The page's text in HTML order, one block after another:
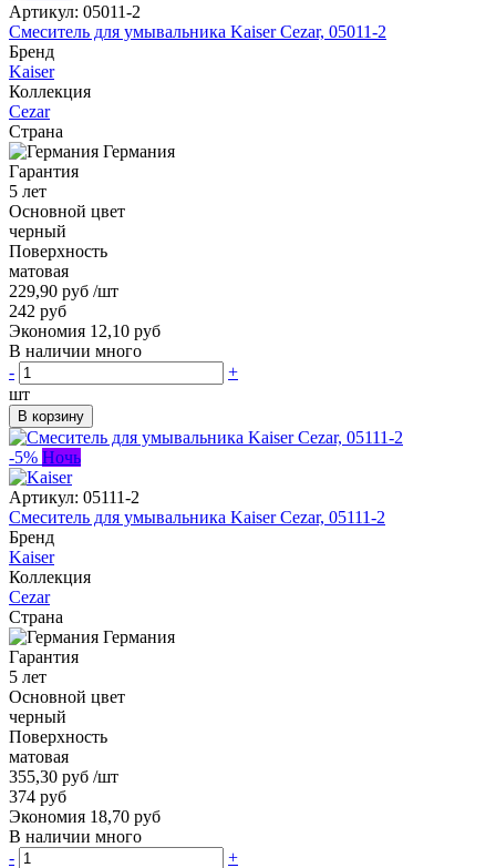
Артикул: 05011-2
Смеситель для умывальника Kaiser Cezar, 05011-2
Бренд
Kaiser
Коллекция
Cezar
Страна
Германия
Гарантия
5 лет
Основной цвет
черный
Поверхность
матовая
229,90 руб /шт
242 руб
Экономия 12,10 руб
В наличии много
-
+
шт
В корзину
-5% Ночь
Артикул: 05111-2
Смеситель для умывальника Kaiser Cezar, 05111-2
Бренд
Kaiser
Коллекция
Cezar
Страна
Германия
Гарантия
5 лет
Основной цвет
черный
Поверхность
матовая
355,30 руб /шт
374 руб
Экономия 18,70 руб
В наличии много
-
+